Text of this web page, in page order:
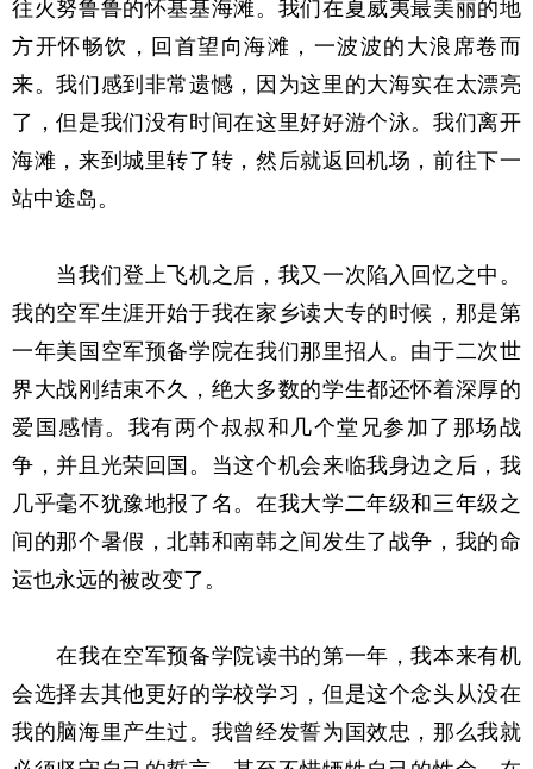
往火努鲁鲁的怀基基海滩。我们在夏威夷最美丽的地
方开怀畅饮，回首望向海滩，一波波的大浪席卷而
来。我们感到非常遗憾，因为这里的大海实在太漂亮
了，但是我们没有时间在这里好好游个泳。我们离开
海滩，来到城里转了转，然后就返回机场，前往下一
站中途岛。
当我们登上飞机之后，我又一次陷入回忆之中。
我的空军生涯开始于我在家乡读大专的时候，那是第
一年美国空军预备学院在我们那里招人。由于二次世
界大战刚结束不久，绝大多数的学生都还怀着深厚的
爱国感情。我有两个叔叔和几个堂兄参加了那场战
争，并且光荣回国。当这个机会来临我身边之后，我
几乎毫不犹豫地报了名。在我大学二年级和三年级之
间的那个暑假，北韩和南韩之间发生了战争，我的命
运也永远的被改变了。
在我在空军预备学院读书的第一年，我本来有机
会选择去其他更好的学校学习，但是这个念头从没在
我的脑海里产生过。我曾经发誓为国效忠，那么我就